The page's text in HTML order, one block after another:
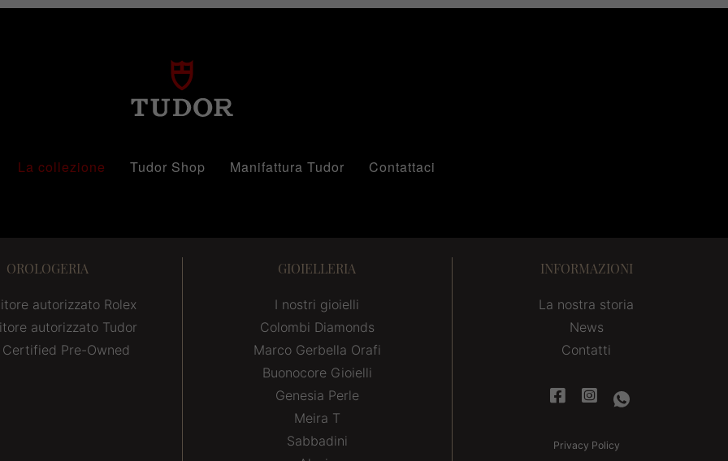
La collezione Tudor Shop Manifattura Tudor Contattaci
OROLOGERIA
autorizzato Rolex
autorizzato Tudor
Certified Pre-Owned
GIOIELLERIA
I nostri gioielli
Colombi Diamonds
Marco Gerbella Orafi
Buonocore Gioielli
Genesia Perle
Meira T
Sabbadini
INFORMAZIONI
La nostra storia
News
Contatti
Privacy Policy